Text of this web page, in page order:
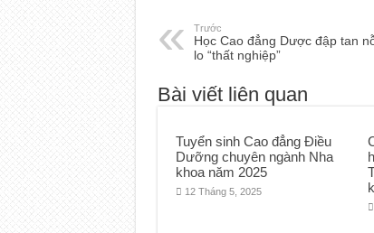
Trước
Học Cao đẳng Dược đập tan
lo “thất nghiệp”
Bài viết liên quan
Tuyển sinh Cao đẳng Điều
Dưỡng chuyên ngành Nha
khoa năm 2025
12 Tháng 5, 2025